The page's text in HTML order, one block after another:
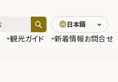
観光ガイド 新着情報お問合せ
日本語